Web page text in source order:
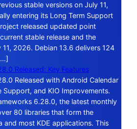
stable versions on July 11,
entering its Long Term Support
released updated point
stable release and the
2026. Debian 13.6 delivers 124
Released: Key Features
Released with Android Calendar
Support, and KIO Improvements.
6.28.0, the latest monthly
80 libraries that form the
and most KDE applications. This